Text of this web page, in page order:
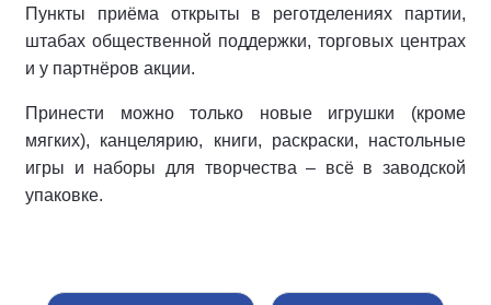
Пункты приёма открыты в реготделениях партии,
штабах общественной поддержки, торговых центрах
и у партнёров акции.
Принести можно только новые игрушки (кроме
мягких), канцелярию, книги, раскраски, настольные
игры и наборы для творчества – всё в заводской
упаковке.